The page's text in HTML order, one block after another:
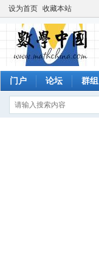
设为首页 收藏本站
门户 论坛 群组